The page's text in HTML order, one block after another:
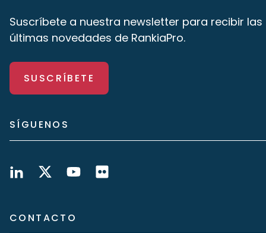
Suscríbete a nuestra newsletter para recibir las
últimas novedades de RankiaPro.
SUSCRÍBETE
SÍGUENOS
CONTACTO